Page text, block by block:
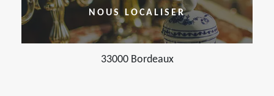
NOUS LOCALISER
33000 Bordeaux